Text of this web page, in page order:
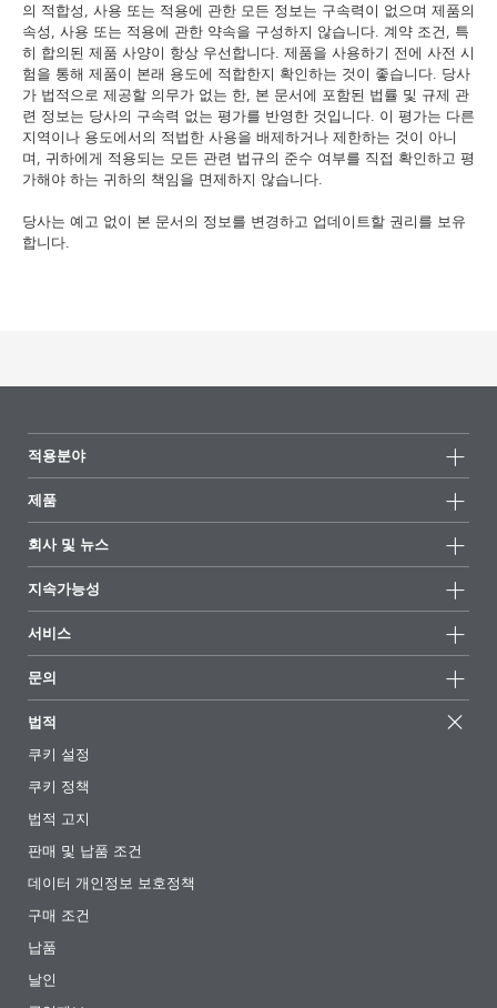
의 적합성, 사용 또는 적용에 관한 모든 정보는 구속력이 없으며 제품의
속성, 사용 또는 적용에 관한 약속을 구성하지 않습니다. 계약 조건, 특
히 합의된 제품 사양이 항상 우선합니다. 제품을 사용하기 전에 사전 시
험을 통해 제품이 본래 용도에 적합한지 확인하는 것이 좋습니다. 당사
가 법적으로 제공할 의무가 없는 한, 본 문서에 포함된 법률 및 규제 관
련 정보는 당사의 구속력 없는 평가를 반영한 것입니다. 이 평가는 다른
지역이나 용도에서의 적법한 사용을 배제하거나 제한하는 것이 아니
며, 귀하에게 적용되는 모든 관련 법규의 준수 여부를 직접 확인하고 평
가해야 하는 귀하의 책임을 면제하지 않습니다.
당사는 예고 없이 본 문서의 정보를 변경하고 업데이트할 권리를 보유
합니다.
적용분야
제품
모든제품
하이라이트
회사 및 뉴스
뉴스
언론 및 미디어
소재지 및 판매점
전시회 및 이벤트
지속가능성
지속가능한 제품
성공 사례
EcoVadis
인증서
서비스
추천 배합
기사
전자책
규제 현황
첨가제 안내 앱
동영상
다운로드
문의
법적
쿠키 설정
쿠키 정책
법적 고지
판매 및 납품 조건
데이터 개인정보 보호정책
구매 조건
납품
날인